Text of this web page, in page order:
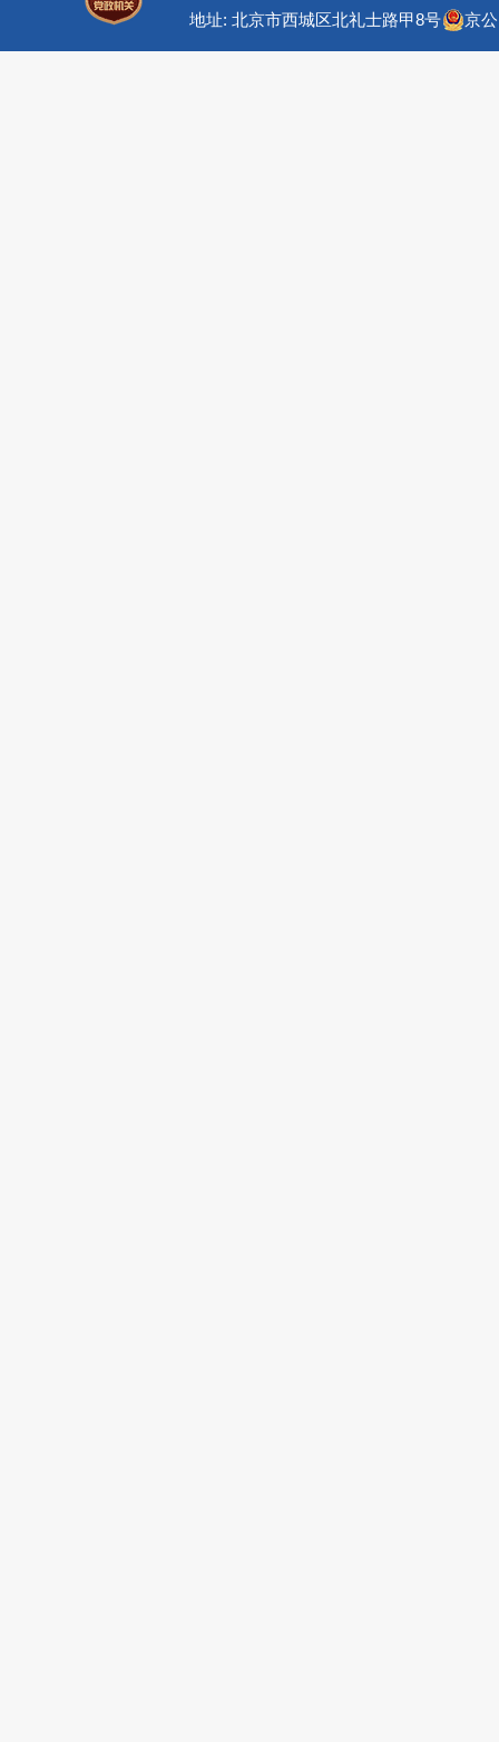
地址: 北京市西城区北礼士路甲8号
京